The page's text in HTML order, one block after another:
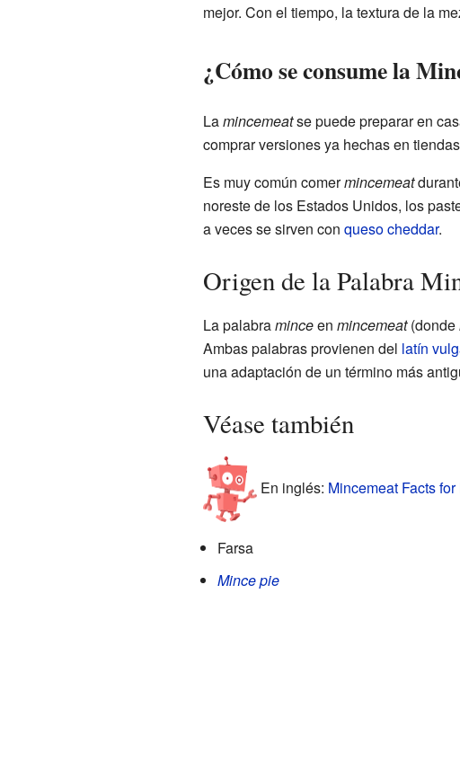
mejor. Con el tiempo, la textura de la
¿Cómo se consume la
Lamincemeatse puede preparar en
comprar versiones ya hechas en
Es muy común comermincemeat
noreste de los Estados Unidos, los
a veces se sirven con queso cheddar.
Origen de la Palabra
La palabraminceen mincemeat(donde
Ambas palabras provienen del latín
una adaptación de un término más
Véase también
En inglés: Mincemeat Facts
Farsa
Mince pie